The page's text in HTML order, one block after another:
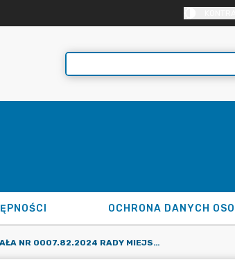
OCHRONA DANYCH
UCHWAŁA NR 0007.82.2024 RADY MIEJSKIEJ W TULISZKOWIE Z DNIA 12 LISTOPADA 2024 R. W SPRAWIE OBNIŻENIA CENY ŻYTA, DO WYMIARU PODATKU ROLNEGO NA 2025 ROK NA TERENIE GMINY I MIASTA TULISZKÓW